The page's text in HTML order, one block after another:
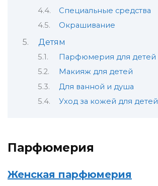
Специальные средства
Окрашивание
Детям
Парфюмерия для детей
Макияж для детей
Для ванной и душа
Уход за кожей для детей
Парфюмерия
Женская парфюмерия